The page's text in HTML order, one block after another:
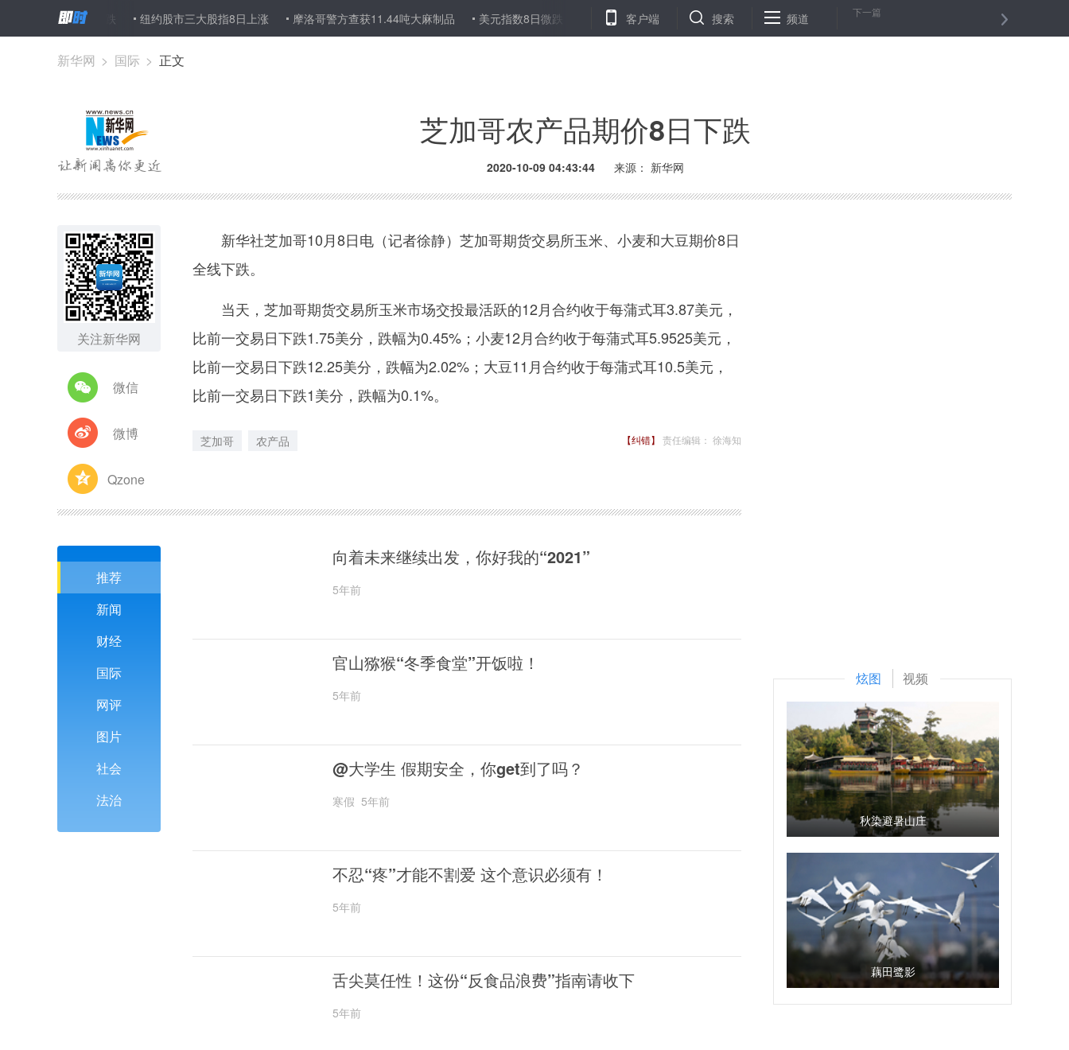
品期价8日下跌 纽约股市三大股指8日上涨 摩洛哥警方查获11.44吨大麻制品 美元指数8日微跌 世卫组织：全球累计新冠确诊病例达36002827例 俄外交部：波兰对俄气罚款有损欧洲消费者利益
客户端 搜索 频道 下一篇
新华网 > 国际 > 正文
芝加哥农产品期价8日下跌
2020-10-09 04:43:44 来源： 新华网
关注新华网
微信
微博
Qzone
新华社芝加哥10月8日电（记者徐静）芝加哥期货交易所玉米、小麦和大豆期价8日
全线下跌。
当天，芝加哥期货交易所玉米市场交投最活跃的12月合约收于每蒲式耳3.87美元，
比前一交易日下跌1.75美分，跌幅为0.45%；小麦12月合约收于每蒲式耳5.9525美元，
比前一交易日下跌12.25美分，跌幅为2.02%；大豆11月合约收于每蒲式耳10.5美元，
比前一交易日下跌1美分，跌幅为0.1%。
芝加哥 农产品 【纠错】 责任编辑： 徐海知
推荐
新闻
财经
国际
网评
图片
社会
法治
向着未来继续出发，你好我的“2021”
5年前
官山猕猴“冬季食堂”开饭啦！
5年前
@大学生 假期安全，你get到了吗？
寒假 5年前
不忍“疼”才能不割爱 这个意识必须有！
5年前
舌尖莫任性！这份“反食品浪费”指南请收下
5年前
炫图 视频
秋染避暑山庄
藕田鹭影